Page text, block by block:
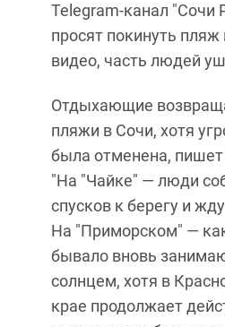
Telegram-канал "Сочи
просят покинуть
видео, часть людей
Отдыхающие
пляжи в Сочи, хотя
была отменена, пишет
"На "Чайке" — люди
спусков к берегу и
На "Приморском" —
бывало вновь
солнцем, хотя в
крае продолжает